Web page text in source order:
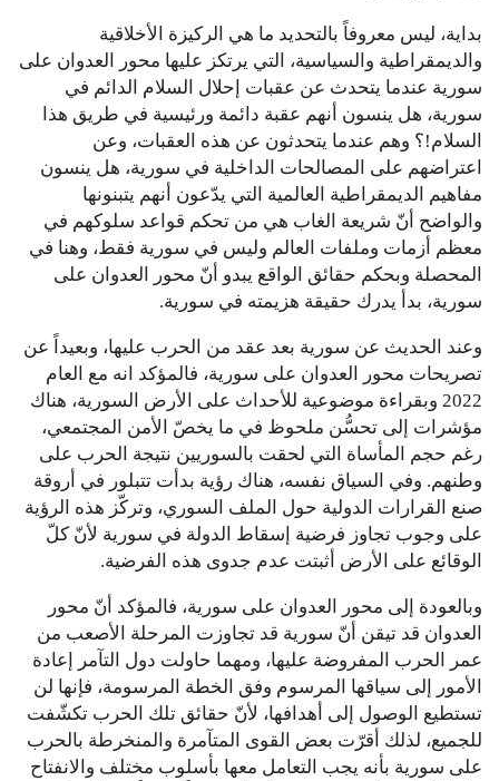
بداية، ليس معروفاً بالتحديد ما هي الركيزة الأخلاقية
والديمقراطية والسياسية، التي يرتكز عليها محور العدوان على
سورية عندما يتحدث عن عقبات إحلال السلام الدائم في
سورية، هل ينسون أنهم عقبة دائمة ورئيسية في طريق هذا
السلام!؟ وهم عندما يتحدثون عن هذه العقبات، وعن
اعتراضهم على المصالحات الداخلية في سورية، هل ينسون
مفاهيم الديمقراطية العالمية التي يدّعون أنهم يتبنونها
والواضح أنّ شريعة الغاب هي من تحكم قواعد سلوكهم في
معظم أزمات وملفات العالم وليس في سورية فقط، وهنا في
المحصلة وبحكم حقائق الواقع يبدو أنّ محور العدوان على
سورية، بدأ يدرك حقيقة هزيمته في سورية.
وعند الحديث عن سورية بعد عقد من الحرب عليها، وبعيداً عن
تصريحات محور العدوان على سورية، فالمؤكد انه مع العام
2022 وبقراءة موضوعية للأحداث على الأرض السورية، هناك
مؤشرات إلى تحسُّن ملحوظ في ما يخصّ الأمن المجتمعي،
رغم حجم المأساة التي لحقت بالسوريين نتيجة الحرب على
وطنهم. وفي السياق نفسه، هناك رؤية بدأت تتبلور في أروقة
صنع القرارات الدولية حول الملف السوري، وتركّز هذه الرؤية
على وجوب تجاوز فرضية إسقاط الدولة في سورية لأنّ كلّ
الوقائع على الأرض أثبتت عدم جدوى هذه الفرضية.
وبالعودة إلى محور العدوان على سورية، فالمؤكد أنّ محور
العدوان قد تيقن أنّ سورية قد تجاوزت المرحلة الأصعب من
عمر الحرب المفروضة عليها، ومهما حاولت دول التآمر إعادة
الأمور إلى سياقها المرسوم وفق الخطة المرسومة، فإنها لن
تستطيع الوصول إلى أهدافها، لأنّ حقائق تلك الحرب تكشّفت
للجميع، لذلك أقرّت بعض القوى المتآمرة والمنخرطة بالحرب
على سورية بأنه يجب التعامل معها بأسلوب مختلف والانفتاح